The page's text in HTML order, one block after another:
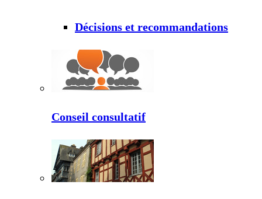
Décisions et recommandations
Conseil consultatif